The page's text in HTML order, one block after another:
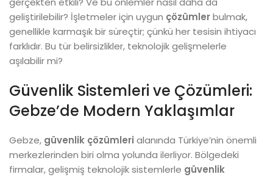
geliştirilebilir? İşletmeler için uygun çözümlerbulmak,
genellikle karmaşık bir süreçtir; çünkü her tesisin ihtiyacı
farklıdır. Bu tür belirsizlikler, teknolojik gelişmelerle
aşılabilir mi?
Güvenlik Sistemleri ve Çözümleri:
Gebze’de Modern Yaklaşımlar
Gebze, güvenlik çözümleri alanında Türkiye’nin önemli
merkezlerinden biri olma yolunda ilerliyor. Bölgedeki
firmalar, gelişmiş teknolojik sistemlerle güvenlik